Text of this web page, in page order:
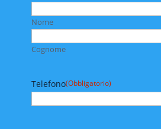
Nome
Cognome
Telefono(Obbligatorio)